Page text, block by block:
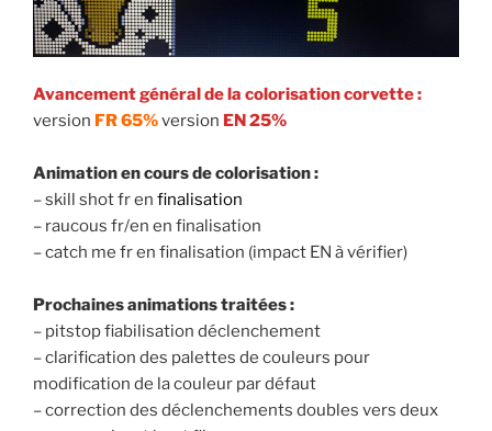
Avancement général de la colorisation corvette :
version FR 65%version EN 25%
Animation en cours de colorisation :
– skill shot fr en finalisation
– raucous fr/en en finalisation
– catch me fr en finalisation (impact EN à vérifier)
Prochaines animations traitées :
– pitstop fiabilisation déclenchement
– clarification des palettes de couleurs pour
modification de la couleur par défaut
– correction des déclenchements doubles vers deux